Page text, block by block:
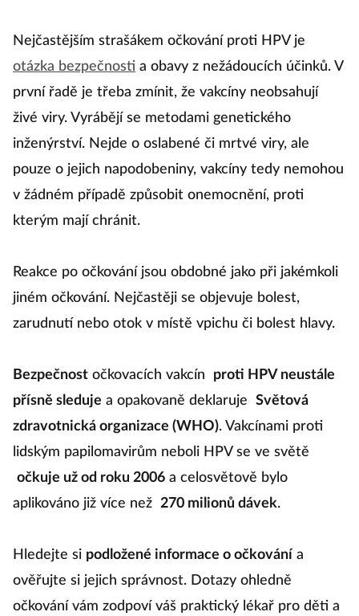
Nejčastějším strašákem očkování proti HPV je
otázka bezpečnosti a obavy z nežádoucích účinků. V
první řadě je třeba zmínit, že vakcíny neobsahují
živé viry. Vyrábějí se metodami genetického
inženýrství. Nejde o oslabené či mrtvé viry, ale
pouze o jejich napodobeniny, vakcíny tedy nemohou
v žádném případě způsobit onemocnění, proti
kterým mají chránit.
Reakce po očkování jsou obdobné jako při jakémkoli
jiném očkování. Nejčastěji se objevuje bolest,
zarudnutí nebo otok v místě vpichu či bolest hlavy.
Bezpečnost očkovacích vakcín
proti HPV neustále
přísně sleduje a opakovaně deklaruje
Světová
zdravotnická organizace (WHO). Vakcínami proti
lidským papilomavirům neboli HPV se ve světě
očkuje už od roku 2006a celosvětově bylo
aplikováno již více než 270 milionů dávek.
Hledejte si podložené informace o očkování a
ověřujte si jejich správnost. Dotazy ohledně
očkování vám zodpoví váš praktický lékař pro děti a